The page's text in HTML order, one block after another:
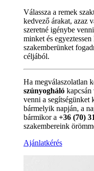
Válassza a remek
kedvező árakat, azaz
szeretné igénybe
minket és
szakemberünket
céljából.
Ha megválaszolatlan
szúnyogháló kapcsán
venni a segítségünket
bármelyik napján, a
bármikor a +36 (70)
szakembereink
Ajánlatkérés